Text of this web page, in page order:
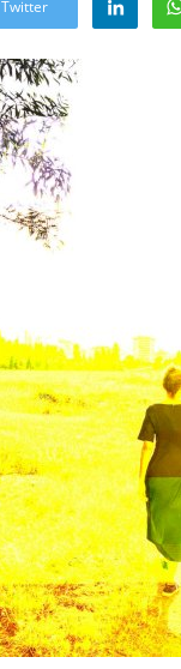
Twitter